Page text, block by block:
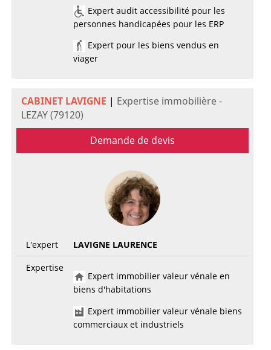
Expert audit accessibilité pour les
personnes handicapées pour les ERP
Expert pour les biens vendus en
viager
CABINET LAVIGNE | Expertise immobilière -
LEZAY (79120)
Demande de devis
L'expert
LAVIGNE LAURENCE
Expertise
Expert immobilier valeur vénale en
biens d'habitations
Expert immobilier valeur vénale biens
commerciaux et industriels